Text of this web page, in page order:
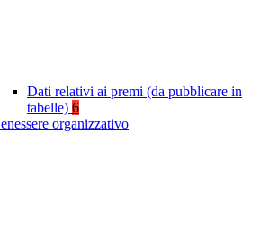
Dati relativi ai premi (da pubblicare in
tabelle) 6
organizzativo